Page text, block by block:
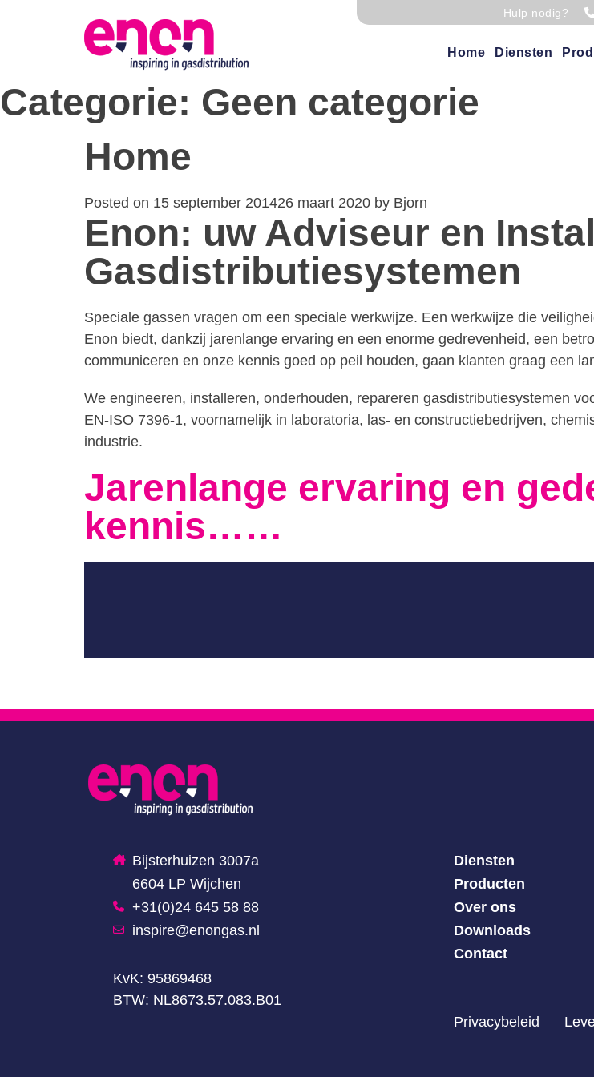
Hulp nodig?
Home Diensten
Categorie: Geen categorie
Home
Posted on 15 september 201426 maart 2020by Bjorn
Enon: uw Adviseur en
Gasdistributiesystemen
Speciale gassen vragen om een speciale werkwijze. Een werkwijze die
Enon biedt, dankzij jarenlange ervaring en een enorme gedrevenheid, een
communiceren en onze kennis goed op peil houden, gaan klanten graag een
We engineeren, installeren, onderhouden, repareren gasdistributiesystemen
EN-ISO 7396-1, voornamelijk in laboratoria, las- en constructiebedrijven,
industrie.
Jarenlange ervaring en
kennis……
Bijsterhuizen 3007a
6604 LP Wijchen
+31(0)24 645 58 88
inspire@enongas.nl
KvK: 95869468
BTW: NL8673.57.083.B01
Diensten
Producten
Over ons
Downloads
Contact
Privacybeleid